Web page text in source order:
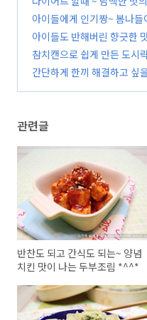
*^^* (90)
아이들에게 인기짱~ 봄나들
^^* (100)
아이들도 반해버린 향긋한
^*
(36)
(91)
간단하게 한끼 해결하고 싶
관련글
반찬도 되고 간식도 되는~ 양념
치킨 맛이 나는 두부조림 *^^*